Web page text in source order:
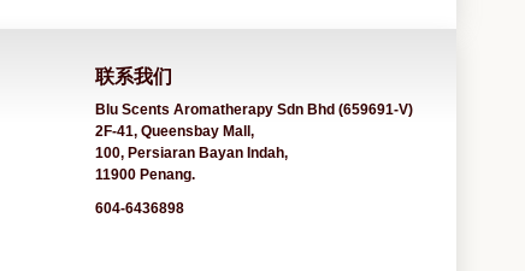
联系我们
Blu Scents Aromatherapy Sdn Bhd (659691-V)
2F-41, Queensbay Mall,
100, Persiaran Bayan Indah,
11900 Penang.
604-6436898